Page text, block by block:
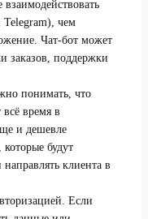
Telegram), чем
Чат-бот может
заказов, поддержки
понимать, что
время в
и дешевле
будут
клиента в
Если